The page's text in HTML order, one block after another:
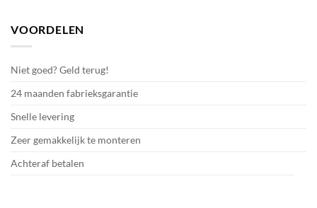
VOORDELEN
Niet goed? Geld terug!
24 maanden fabrieksgarantie
Snelle levering
Zeer gemakkelijk te monteren
Achteraf betalen